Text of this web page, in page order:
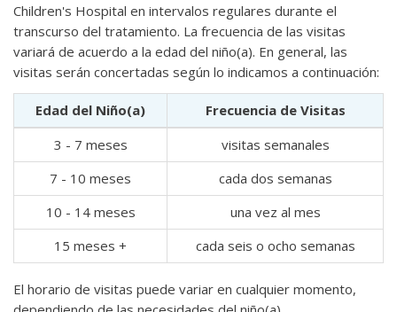
Children's Hospital en intervalos regulares durante el
transcurso del tratamiento. La frecuencia de las visitas
variará de acuerdo a la edad del niño(a). En general, las
visitas serán concertadas según lo indicamos a continuación:
Edad del Niño(a)
Frecuencia de Visitas
3 - 7 meses
visitas semanales
7 - 10 meses
cada dos semanas
10 - 14 meses
una vez al mes
15 meses +
cada seis o ocho semanas
El horario de visitas puede variar en cualquier momento,